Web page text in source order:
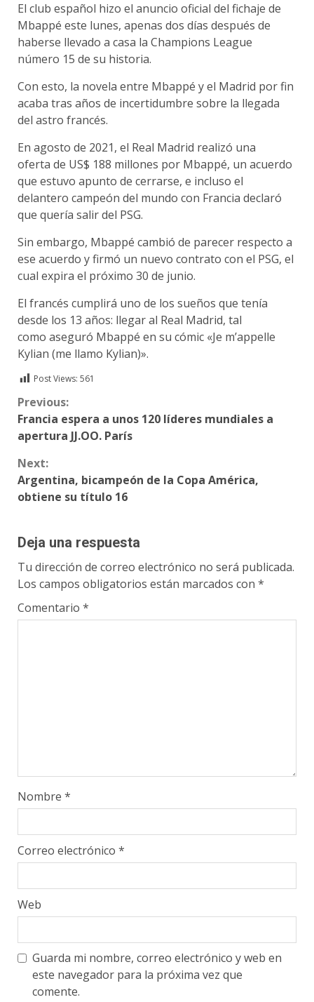
El club español hizo el anuncio oficial del fichaje de
Mbappé este lunes, apenas dos días después de
haberse llevado a casa la Champions League
número 15 de su historia.
Con esto, la novela entre Mbappé y el Madrid por fin
acaba tras años de incertidumbre sobre la llegada
del astro francés.
En agosto de 2021, el Real Madrid realizó una
oferta de US$ 188 millones por Mbappé, un acuerdo
que estuvo apunto de cerrarse, e incluso el
delantero campeón del mundo con Francia declaró
que quería salir del PSG.
Sin embargo, Mbappé cambió de parecer respecto a
ese acuerdo y firmó un nuevo contrato con el PSG, el
cual expira el próximo 30 de junio.
El francés cumplirá uno de los sueños que tenía
desde los 13 años: llegar al Real Madrid, tal
como aseguró Mbappé en su cómic «Je m’appelle
Kylian (me llamo Kylian)».
Post Views: 561
Continue
Reading
Previous:
Francia espera a unos 120 líderes mundiales a
apertura JJ.OO. París
Next:
Argentina, bicampeón de la Copa América,
obtiene su título 16
Deja una respuesta
Tu dirección de correo electrónico no será publicada.
Los campos obligatorios están marcados con *
Comentario *
Nombre *
Correo electrónico *
Web
Guarda mi nombre, correo electrónico y web en
este navegador para la próxima vez que
comente.